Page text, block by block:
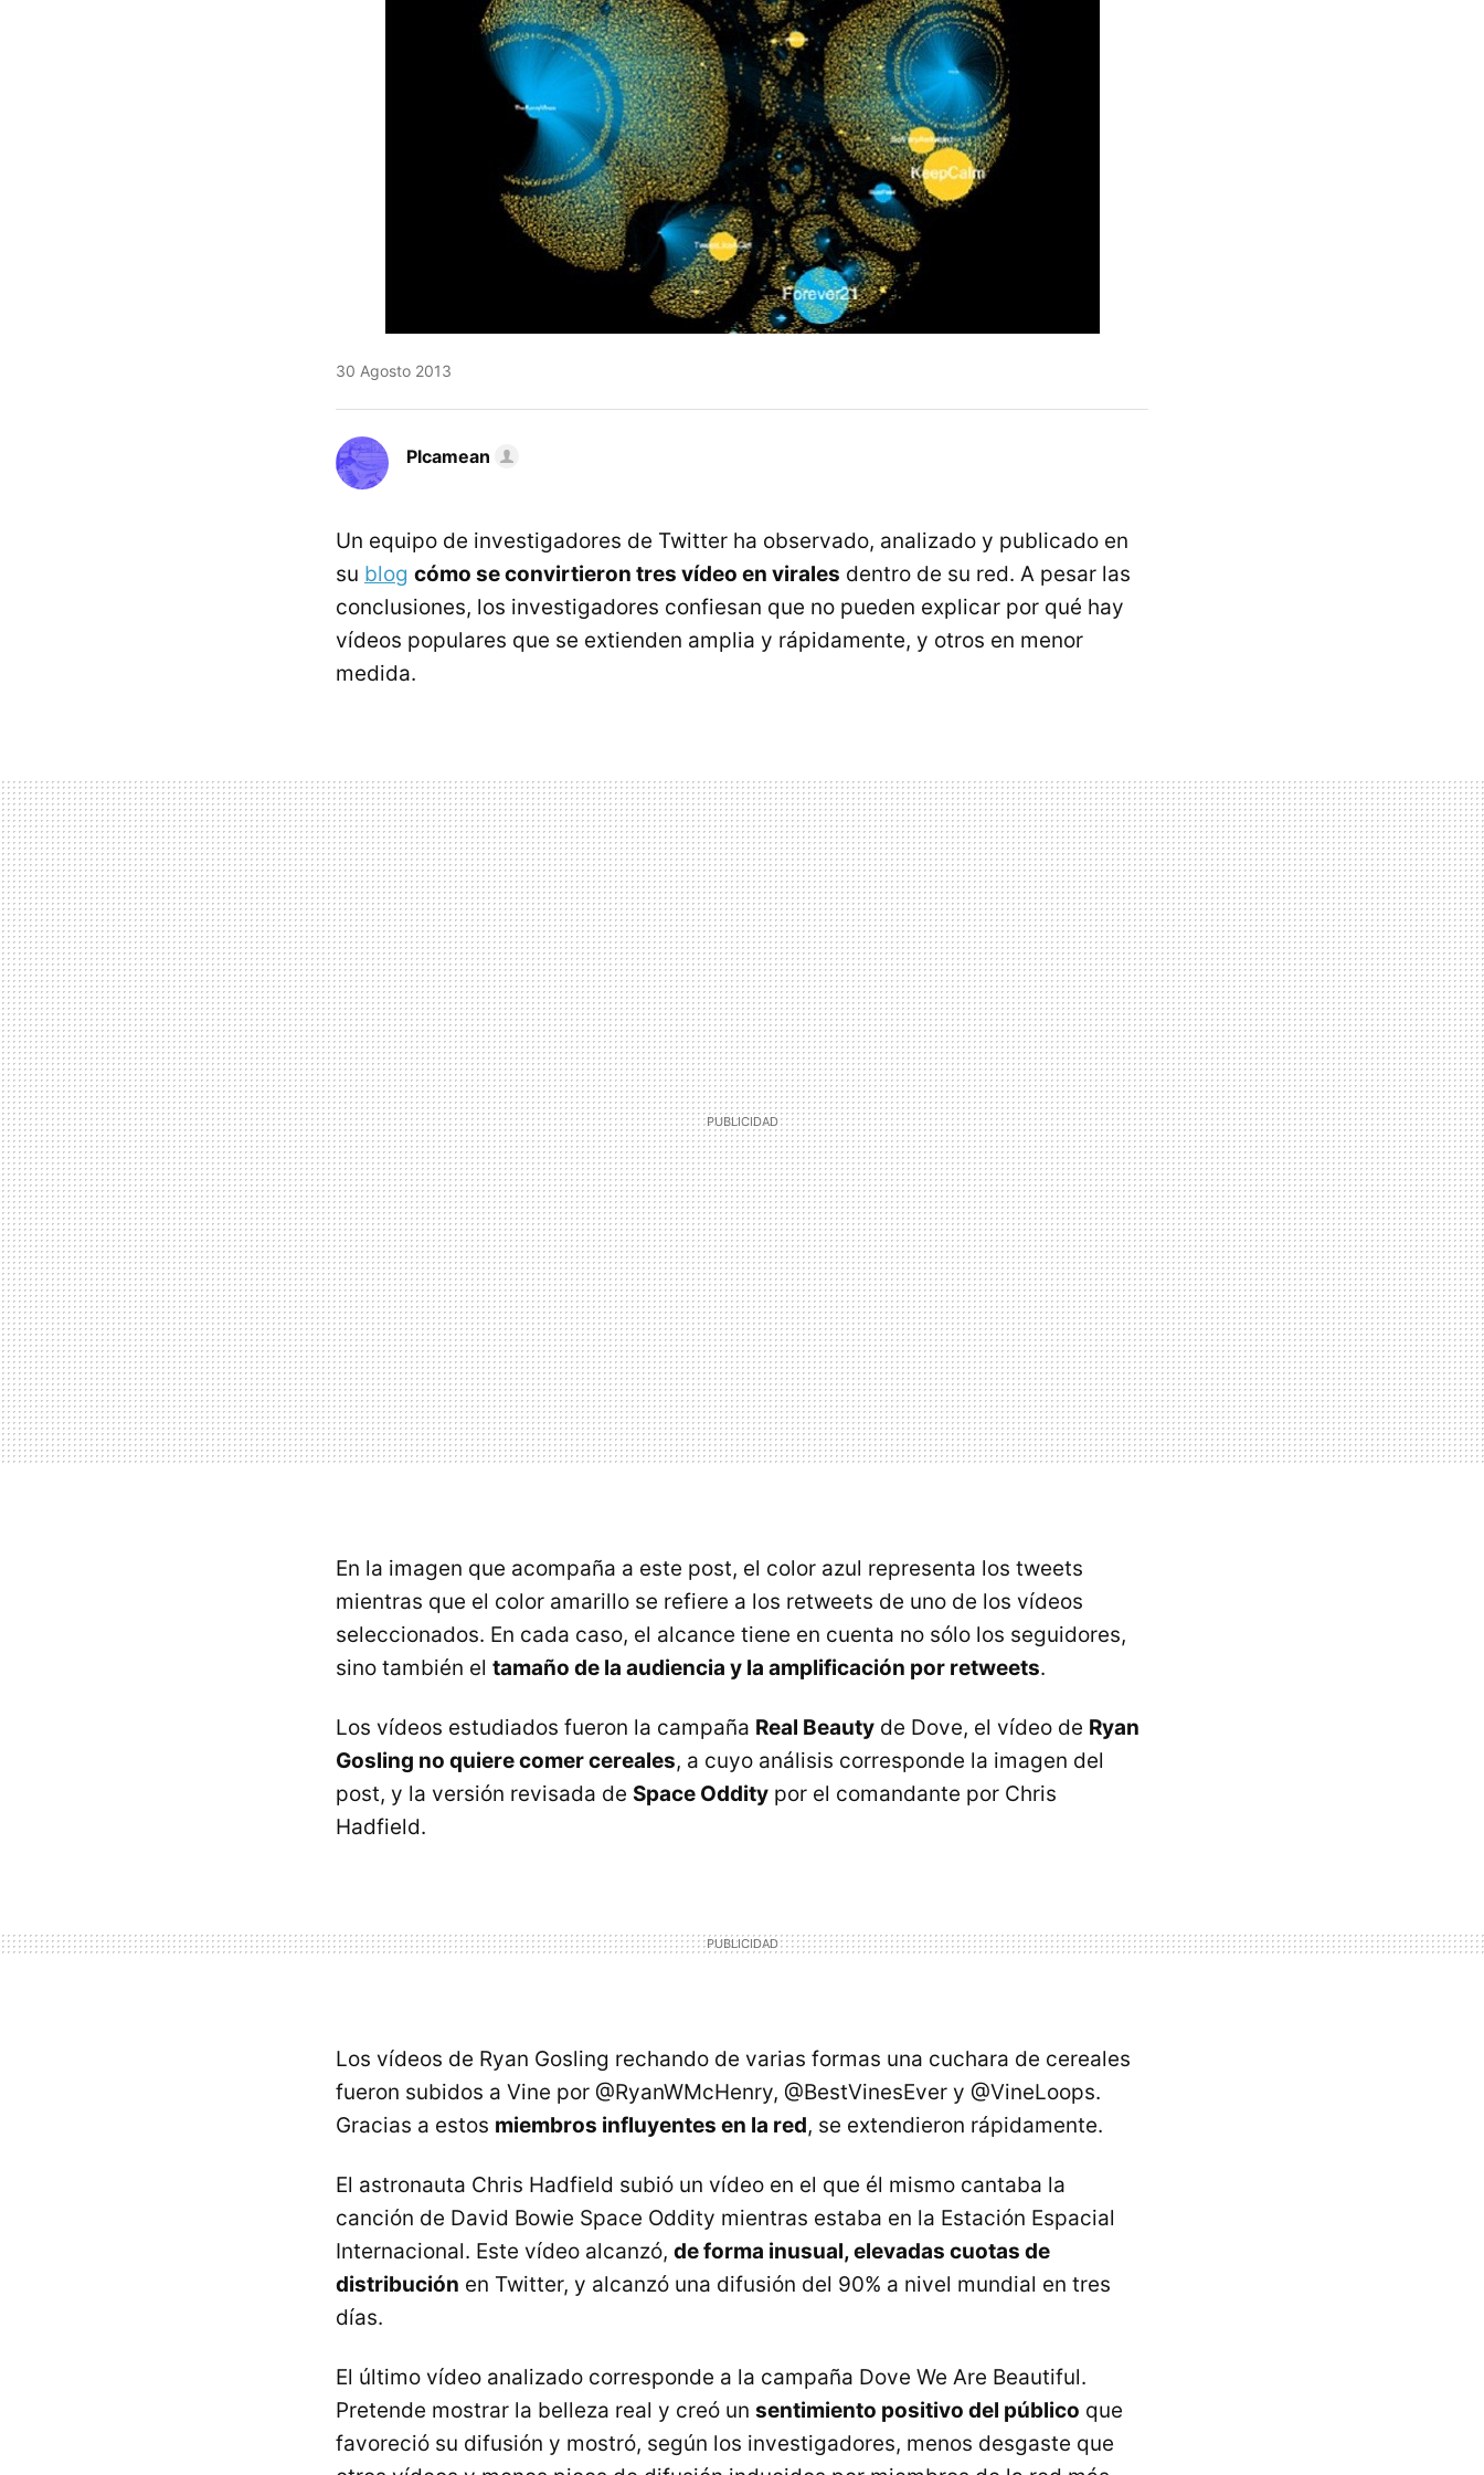
30 Agosto 2013
Plcamean
Un equipo de investigadores de Twitter ha observado, analizado y publicado en
su blog cómo se convirtieron tres vídeo en virales dentro de su red. A pesar las
conclusiones, los investigadores confiesan que no pueden explicar por qué hay
vídeos populares que se extienden amplia y rápidamente, y otros en menor
medida.
En la imagen que acompaña a este post, el color azul representa los tweets
mientras que el color amarillo se refiere a los retweets de uno de los vídeos
seleccionados. En cada caso, el alcance tiene en cuenta no sólo los seguidores,
sino también el tamaño de la audiencia y la amplificación por retweets.
Los vídeos estudiados fueron la campaña Real Beauty de Dove, el vídeo de Ryan
Gosling no quiere comer cereales, a cuyo análisis corresponde la imagen del
post, y la versión revisada de Space Oddity por el comandante por Chris
Hadfield.
Los vídeos de Ryan Gosling rechando de varias formas una cuchara de cereales
fueron subidos a Vine por @RyanWMcHenry, @BestVinesEver y @VineLoops.
Gracias a estos miembros influyentes en la red, se extendieron rápidamente.
El astronauta Chris Hadfield subió un vídeo en el que él mismo cantaba la
canción de David Bowie Space Oddity mientras estaba en la Estación Espacial
Internacional. Este vídeo alcanzó, de forma inusual, elevadas cuotas de
distribución en Twitter, y alcanzó una difusión del 90% a nivel mundial en tres
días.
El último vídeo analizado corresponde a la campaña Dove We Are Beautiful.
Pretende mostrar la belleza real y creó un sentimiento positivo del público que
favoreció su difusión y mostró, según los investigadores, menos desgaste que